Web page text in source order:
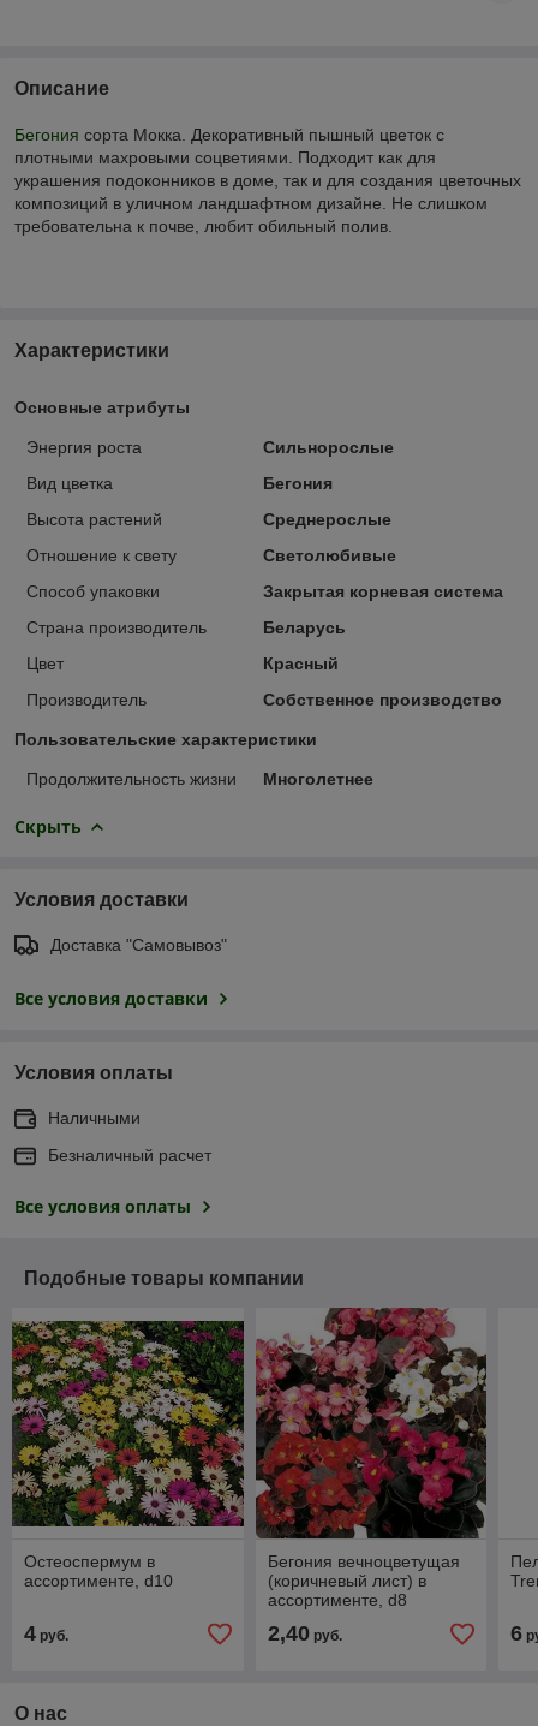
Описание
Бегония сорта Мокка. Декоративный пышный цветок с
плотными махровыми соцветиями. Подходит как для
украшения подоконников в доме, так и для создания цветочных
композиций в уличном ландшафтном дизайне. Не слишком
требовательна к почве, любит обильный полив.
Характеристики
Основные атрибуты
Энергия роста
Сильнорослые
Вид цветка
Бегония
Высота растений
Среднерослые
Отношение к свету
Светолюбивые
Способ упаковки
Закрытая корневая система
Страна производитель
Беларусь
Цвет
Красный
Производитель
Собственное производство
Пользовательские характеристики
Продолжительность жизни Многолетнее
Скрыть
Условия доставки
Доставка "Самовывоз"
Все условия доставки
Условия оплаты
Наличными
Безналичный расчет
Все условия оплаты
Подобные товары компании
Остеоспермум в
ассортименте, d10
4 руб.
Бегония вечноцветущая
(коричневый лист) в
ассортименте, d8
2,40руб. 6
О нас